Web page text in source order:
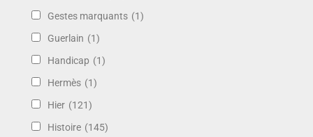
Gestes marquants (1)
Guerlain (1)
Handicap (1)
Hermès (1)
Hier (121)
Histoire (145)